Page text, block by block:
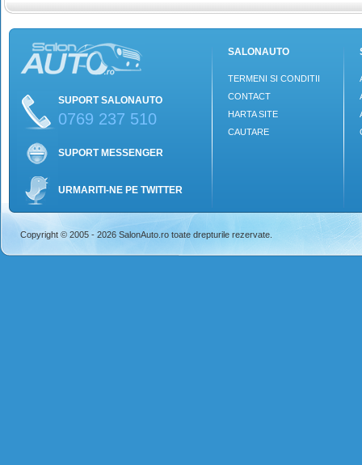
SUPORT SALONAUTO
0769 237 510
SUPORT MESSENGER
URMARITI-NE PE TWITTER
SALONAUTO
TERMENI SI CONDITII
CONTACT
HARTA SITE
CAUTARE
Copyright © 2005 - 2026 SalonAuto.ro toate drepturile rezervate.